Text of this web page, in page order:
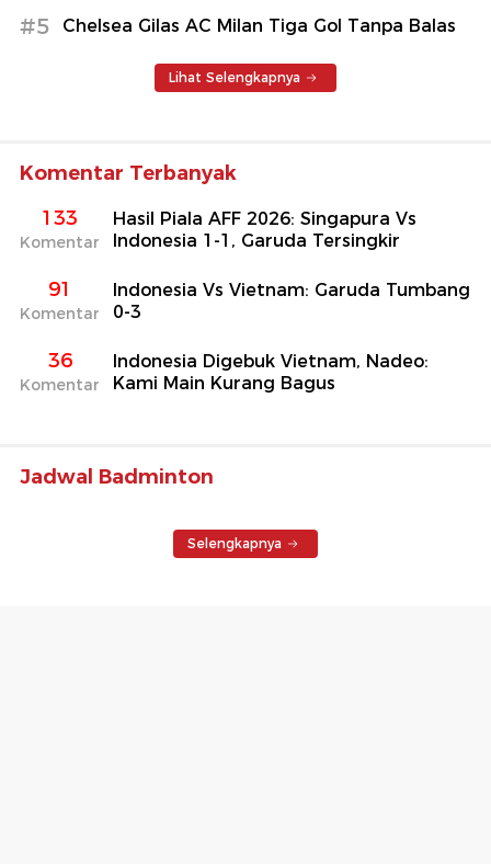
#5 Chelsea Gilas AC Milan Tiga Gol Tanpa Balas
Lihat Selengkapnya
Komentar Terbanyak
133
Komentar
Hasil Piala AFF 2026: Singapura Vs
Indonesia 1-1, Garuda Tersingkir
91
Komentar
Indonesia Vs Vietnam: Garuda Tumbang
0-3
36
Komentar
Indonesia Digebuk Vietnam, Nadeo:
Kami Main Kurang Bagus
Jadwal Badminton
Selengkapnya